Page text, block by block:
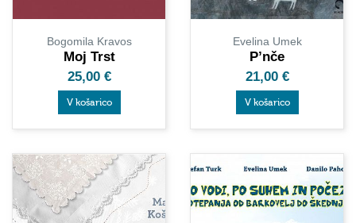
Bogomila Kravos
Moj Trst
25,00 €
V košarico
Evelina Umek
P’nče
21,00 €
V košarico